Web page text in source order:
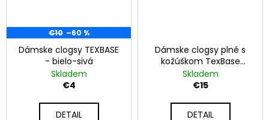
€10 –60 %
Dámske clogsy TEXBASE
- bielo-sivá
Skladem
€4
DETAIL
Dámske clogsy plné s
kožúškom TexBase
ružová
Skladem
€15
DETAIL